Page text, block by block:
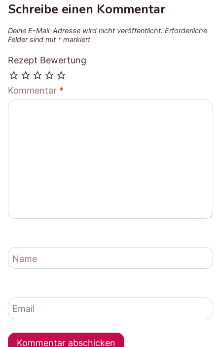
Schreibe einen Kommentar
Deine E-Mail-Adresse wird nicht veröffentlicht. Erforderliche
Felder sind mit * markiert
Rezept Bewertung
Kommentar *
Name
Email